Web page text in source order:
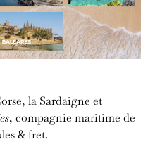
la Sardaigne et
, compagnie maritime de
& fret.